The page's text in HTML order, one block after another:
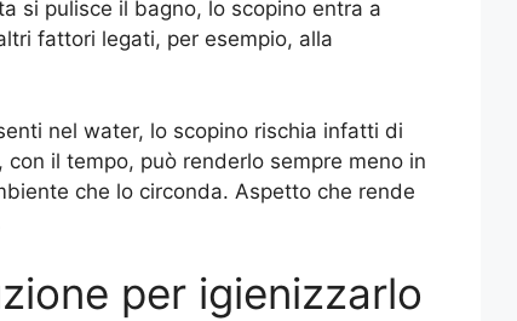
si pulisce il bagno, lo scopino entra a
fattori legati, per esempio, alla
nel water, lo scopino rischia infatti di
il tempo, può renderlo sempre meno in
che lo circonda. Aspetto che rende
per igienizzarlo